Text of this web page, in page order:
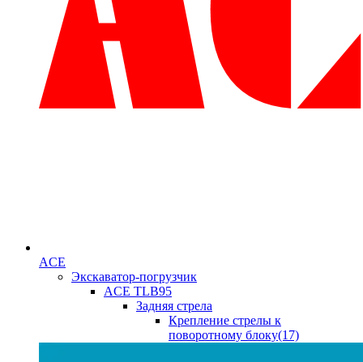
ACE
Экскаватор-погрузчик
ACE TLB95
Задняя стрела
Крепление стрелы к
поворотному блоку(17)